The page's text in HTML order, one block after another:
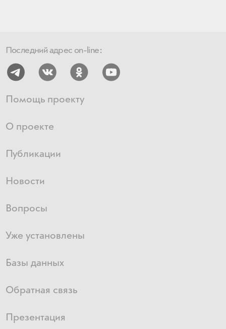
Последний адрес on-line:
Помощь проекту
О проекте
Публикации
Новости
Вопросы
Уже установлены
Базы данных
Обратная связь
Презентация